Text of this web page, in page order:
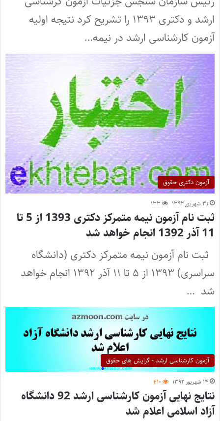
ارشد و دکتری ۱۳۹۳ را تشریح کرد نتیجه اولیه
آزمون کارشناسی ارشد در نیمه…
آزمون دکتری حقوق
۳۱ شهریور ۱۳۹۲ ۱۳۳
ثبت نام آزمون نیمه متمرکز دکتری 1393 از 5 تا
11 آذر 1392 انجام خواهد شد
ثبت نام آزمون نیمه متمرکز دکتری (دانشگاه
سراسری) ۱۳۹۳ از ۵ تا ۱۱ آذر ۱۳۹۲ انجام خواهد
شد …
آزمون کارشناسی ارشد - گرایش های حقوق
۱۴ شهریور ۱۳۹۲ ۴۱۰
نتایج نهایی آزمون کارشناسی ارشد 92 دانشگاه
آزاد اسلامی اعلام شد